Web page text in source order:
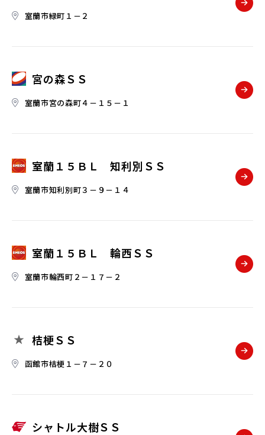
室蘭市緑町１－２
宮の森ＳＳ
室蘭市宮の森町４－１５－１
室蘭１５ＢＬ 知利別ＳＳ
室蘭市知利別町３－９－１４
室蘭１５ＢＬ 輪西ＳＳ
室蘭市輪西町２－１７－２
桔梗ＳＳ
函館市桔梗１－７－２０
シャトル大樹ＳＳ